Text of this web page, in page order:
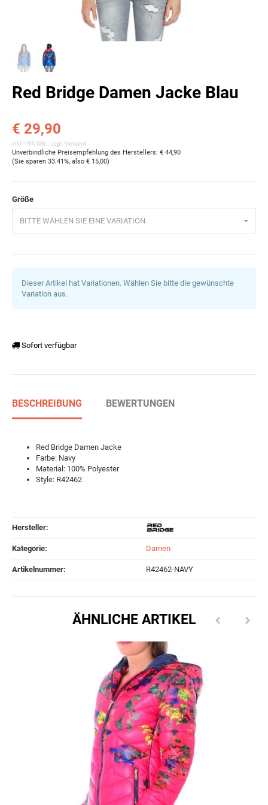
Red Bridge Damen Jacke Blau
€ 29,90
inkl. 19% USt. , zzgl. Versand
Unverbindliche Preisempfehlung des Herstellers: € 44,90
(Sie sparen 33.41%, also € 15,00)
Größe
BITTE WÄHLEN SIE EINE VARIATION.
Dieser Artikel hat Variationen. Wählen Sie bitte die gewünschte
Variation aus.
Sofort verfügbar
BESCHREIBUNG BEWERTUNGEN
Red Bridge Damen Jacke
Farbe: Navy
Material: 100% Polyester
Style: R42462
Hersteller:
Kategorie: Damen
Artikelnummer: R42462-NAVY
ÄHNLICHE ARTIKEL